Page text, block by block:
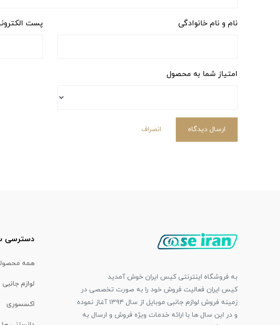
نام و نام خانوادگی پست
امتیاز شما به محصول
ارسال دیدگاه انصراف
به فروشگاه اینترنتی کیس ایران خوش آمدید
کیس ایران فعالیت فروش خود را به صورت تخصصی در
زمینه فروش لوازم جانبی موبایل از سال ۱۳۹۴ آغاز نموده
و در این سال ها با ارائه خدمات ویژه فروش و ارسال به
دسترسی
همه
لوازم جانبی
اکسسوری